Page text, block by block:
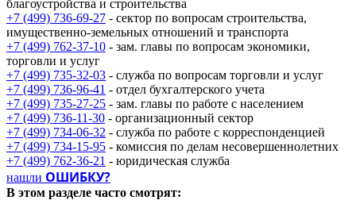
благоустройства и строительства
+7 (499) 736-69-27 - сектор по вопросам строительства,
имущественно-земельных отношений и транспорта
+7 (499) 762-37-10 - зам. главы по вопросам экономики,
торговли и услуг
+7 (499) 735-32-03 - служба по вопросам торговли и услуг
+7 (499) 736-96-41 - отдел бухгалтерского учета
+7 (499) 735-27-25 - зам. главы по работе с населением
+7 (499) 736-11-30 - организационный сектор
+7 (499) 734-06-32 - служба по работе с корреспонденцией
+7 (499) 734-15-95 - комиссия по делам несовершеннолетних
+7 (499) 762-36-21 - юридическая служба
нашли ОШИБКУ?
В этом разделе часто смотрят: